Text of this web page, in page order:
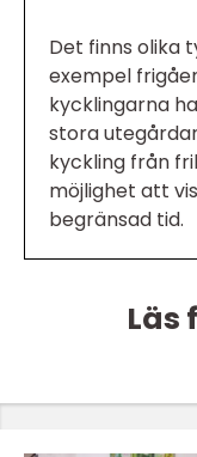
Det finns olika
exempel
kycklingarna
stora
kyckling från
möjlighet att
begränsad tid.
Läs